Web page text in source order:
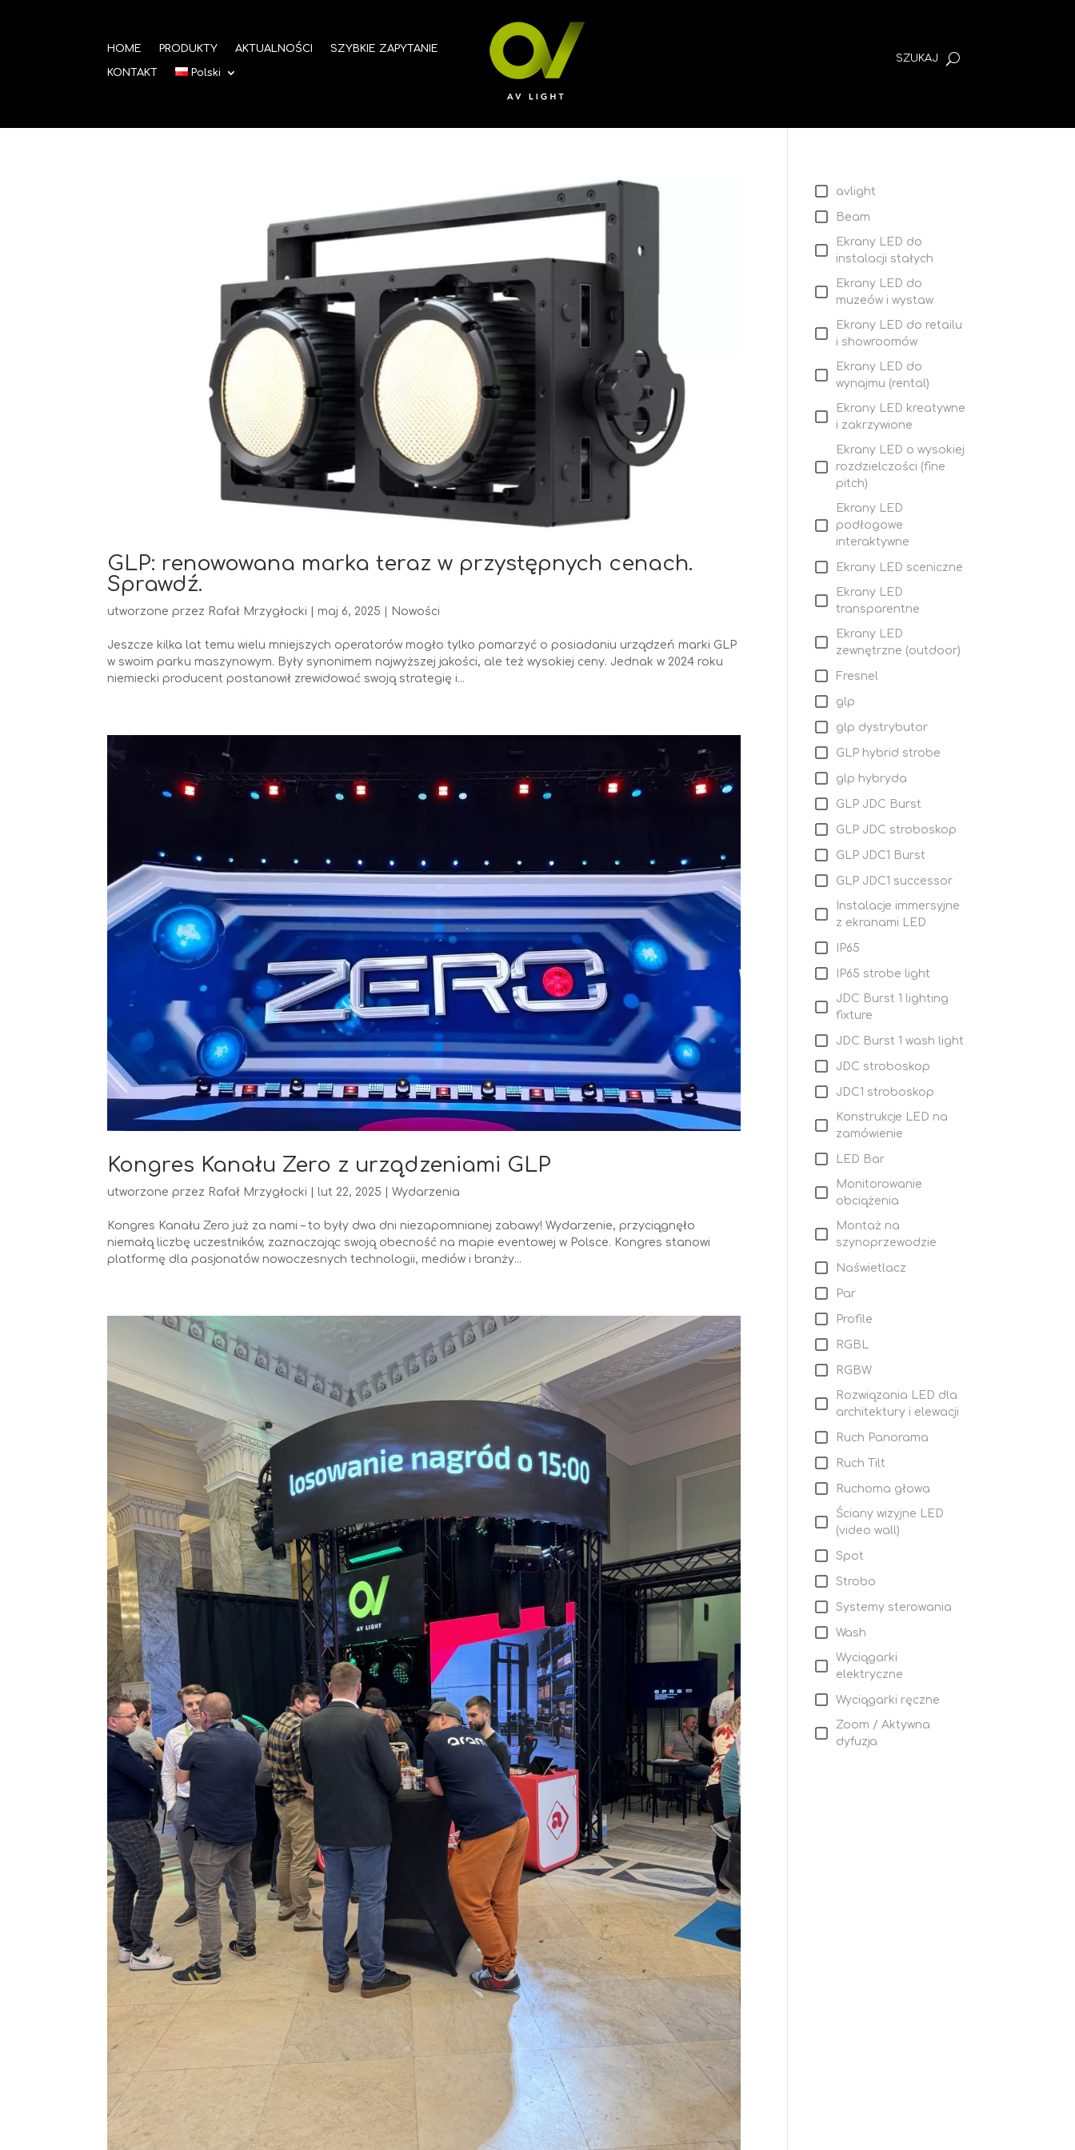
HOME PRODUKTY AKTUALNOŚCI SZYBKIE ZAPYTANIE
KONTAKT Polski
GLP: renowowana marka teraz w przystępnych cenach.
Sprawdź.
utworzone przez Rafał Mrzygłocki |maj 6, 2025 Nowości
Jeszcze kilka lat temu wielu mniejszych operatorów mogło tylko pomarzyć o posiadaniu urządzeń marki GLP
w swoim parku maszynowym. Były synonimem najwyższej jakości, ale też wysokiej ceny. Jednak w 2024 roku
niemiecki producent postanowił zrewidować swoją strategię i...
Kongres Kanału Zero z urządzeniami GLP
utworzone przez Rafał Mrzygłocki lut 22, 2025 |Wydarzenia
Kongres Kanału Zero już za nami – to były dwa dni niezapomnianej zabawy! Wydarzenie, przyciągnęło
niemałą liczbę uczestników, zaznaczając swoją obecność na mapie eventowej w Polsce. Kongres stanowi
platformę dla pasjonatów nowoczesnych technologii, mediów i branży...
avlight
Beam
Ekrany LED do
instalacji stałych
Ekrany LED do
muzeów i wystaw
Ekrany LED do retailu
i showroomów
Ekrany LED do
wynajmu (rental)
Ekrany LED kreatywne
i zakrzywione
Ekrany LED o wysokiej
rozdzielczości (fine
pitch)
Ekrany LED
podłogowe
interaktywne
Ekrany LED sceniczne
Ekrany LED
transparentne
Ekrany LED
zewnętrzne (outdoor)
Fresnel
glp
glp dystrybutor
GLP hybrid strobe
glp hybryda
GLP JDC Burst
GLP JDC stroboskop
GLP JDC1 Burst
GLP JDC1 successor
Instalacje immersyjne
z ekranami LED
IP65
IP65 strobe light
JDC Burst 1 lighting
fixture
JDC Burst 1 wash light
JDC stroboskop
JDC1 stroboskop
Konstrukcje LED na
zamówienie
LED Bar
Monitorowanie
obciążenia
Montaż na
szynoprzewodzie
Naświetlacz
Par
Profile
RGBL
RGBW
Rozwiązania LED dla
architektury i elewacji
Ruch Panorama
Ruch Tilt
Ruchoma głowa
Ściany wizyjne LED
(video wall)
Spot
Strobo
Systemy sterowania
Wash
Wyciągarki
elektryczne
Wyciągarki ręczne
Zoom / Aktywna
dyfuzja